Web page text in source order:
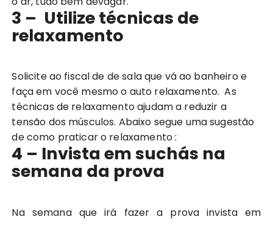
3 – Utilize técnicas de
relaxamento
Solicite ao fiscal de de sala que vá ao banheiro e
faça em você mesmo o auto relaxamento. As
técnicas de relaxamento ajudam a reduzir a
tensão dos músculos. Abaixo segue uma sugestão
de como praticar o relaxamento :
4 – Invista em suchás na
semana da prova
Na semana que irá fazer a prova invista em